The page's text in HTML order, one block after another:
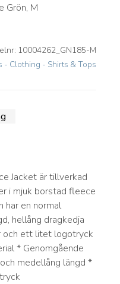
Grön, M
10004262_GN185-M
Clothing - Shirts & Tops
Jacket är tillverkad
i mjuk borstad fleece
har en normal
hellång dragkedja
och ett litet logotryck
* Genomgående
medellång längd *